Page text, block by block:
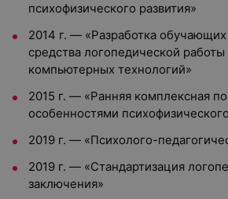
психофизического развития»
2014 г. — «Разработка обучающих
средства логопедической
компьютерных технологий»
2015 г. — «Ранняя комплексная
особенностями
2019 г. — «Психолого-
2019 г. — «Стандартизация
заключения»